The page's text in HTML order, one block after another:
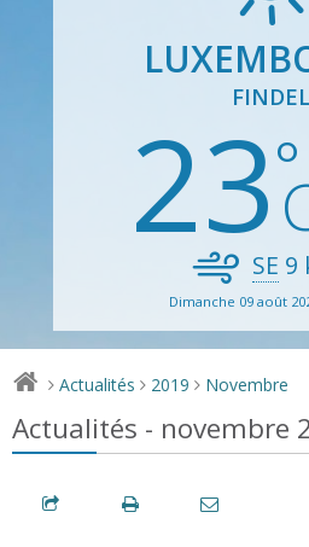
FINDEL
23SE 9
Dimanche 09 août
> Actualités > 2019 > Novembre
Actualités - novembre